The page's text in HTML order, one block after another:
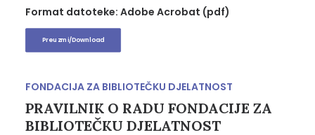
Format datoteke: Adobe Acrobat (pdf)
Preuzmi/Download
FONDACIJA ZA BIBLIOTEČKU DJELATNOST
PRAVILNIK O RADU FONDACIJE ZA
BIBLIOTEČKU DJELATNOST